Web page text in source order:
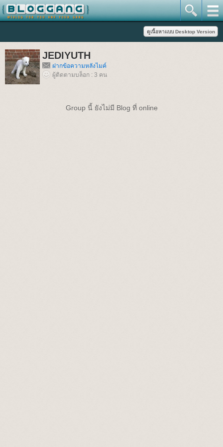
JEDIYUTH
ฝากข้อความหลังไมค์
ผู้ติดตามบล็อก : 3 คน
Group นี้ ยังไม่มี Blog ที่ online